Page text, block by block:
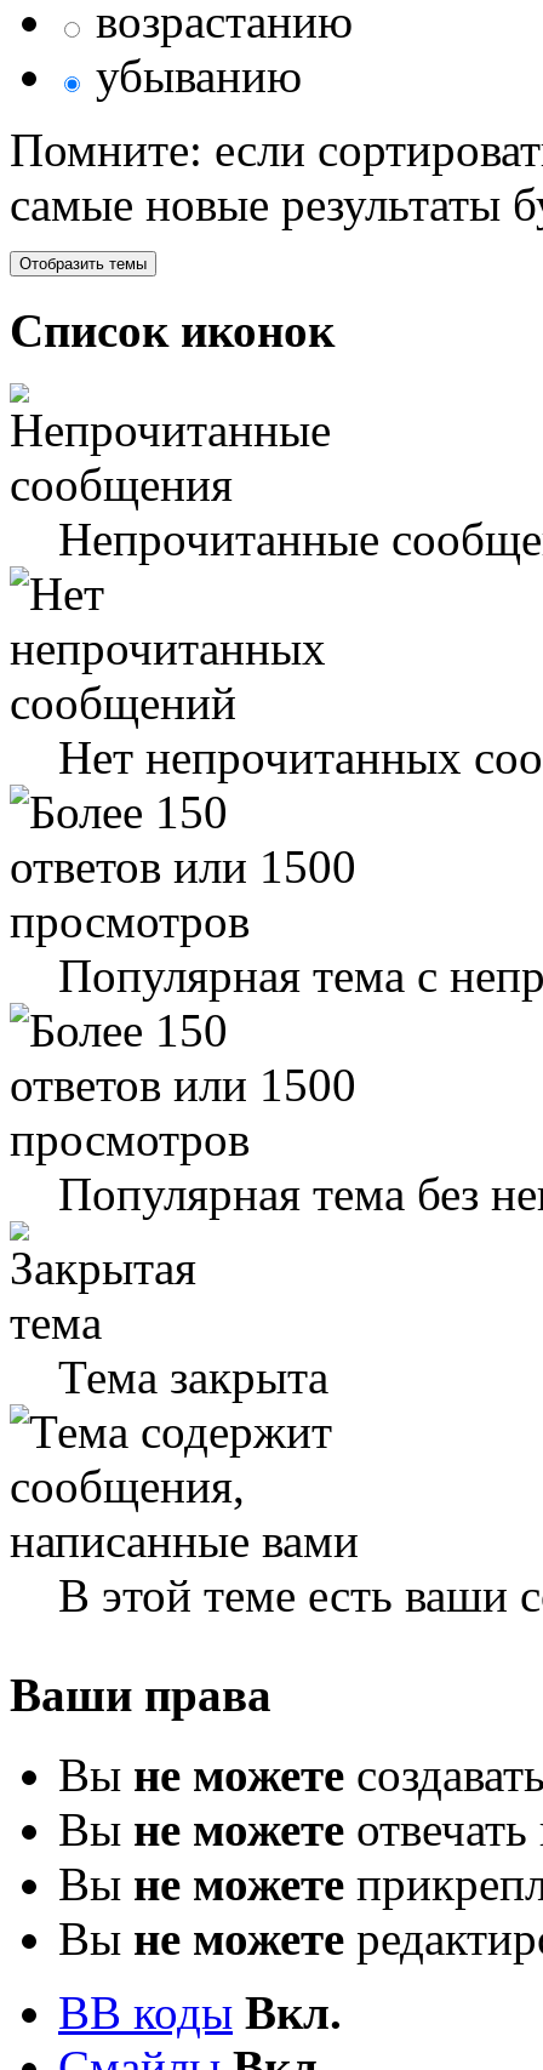
возрастанию
убыванию
Помните: если
самые новые результаты
Список иконок
Непрочитанные
Нет непрочитанных
Популярная тема с
Популярная тема без
Тема закрыта
В этой теме есть ваши
Ваши права
Вы не можете
Вы не можете
Вы не можете
Вы не можете
BB коды Вкл.